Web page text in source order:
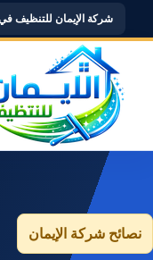
شركة الإيمان للتنظيف في
نصائح شركة الإيمان